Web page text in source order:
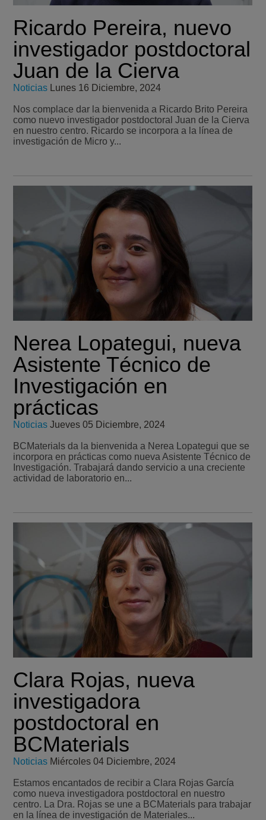
Ricardo Pereira, nuevo
investigador postdoctoral
Juan de la Cierva
Noticias Lunes 16 Diciembre, 2024
Nos complace dar la bienvenida a Ricardo Brito Pereira
como nuevo investigador postdoctoral Juan de la Cierva
en nuestro centro. Ricardo se incorpora a la línea de
investigación de Micro y...
Nerea Lopategui, nueva
Asistente Técnico de
Investigación en
prácticas
Noticias Jueves 05 Diciembre, 2024
BCMaterials da la bienvenida a Nerea Lopategui que se
incorpora en prácticas como nueva Asistente Técnico de
Investigación. Trabajará dando servicio a una creciente
actividad de laboratorio en...
Clara Rojas, nueva
investigadora
postdoctoral en
BCMaterials
Noticias Miércoles 04 Diciembre, 2024
Estamos encantados de recibir a Clara Rojas García
como nueva investigadora postdoctoral en nuestro
centro. La Dra. Rojas se une a BCMaterials para trabajar
en la línea de investigación de Materiales...